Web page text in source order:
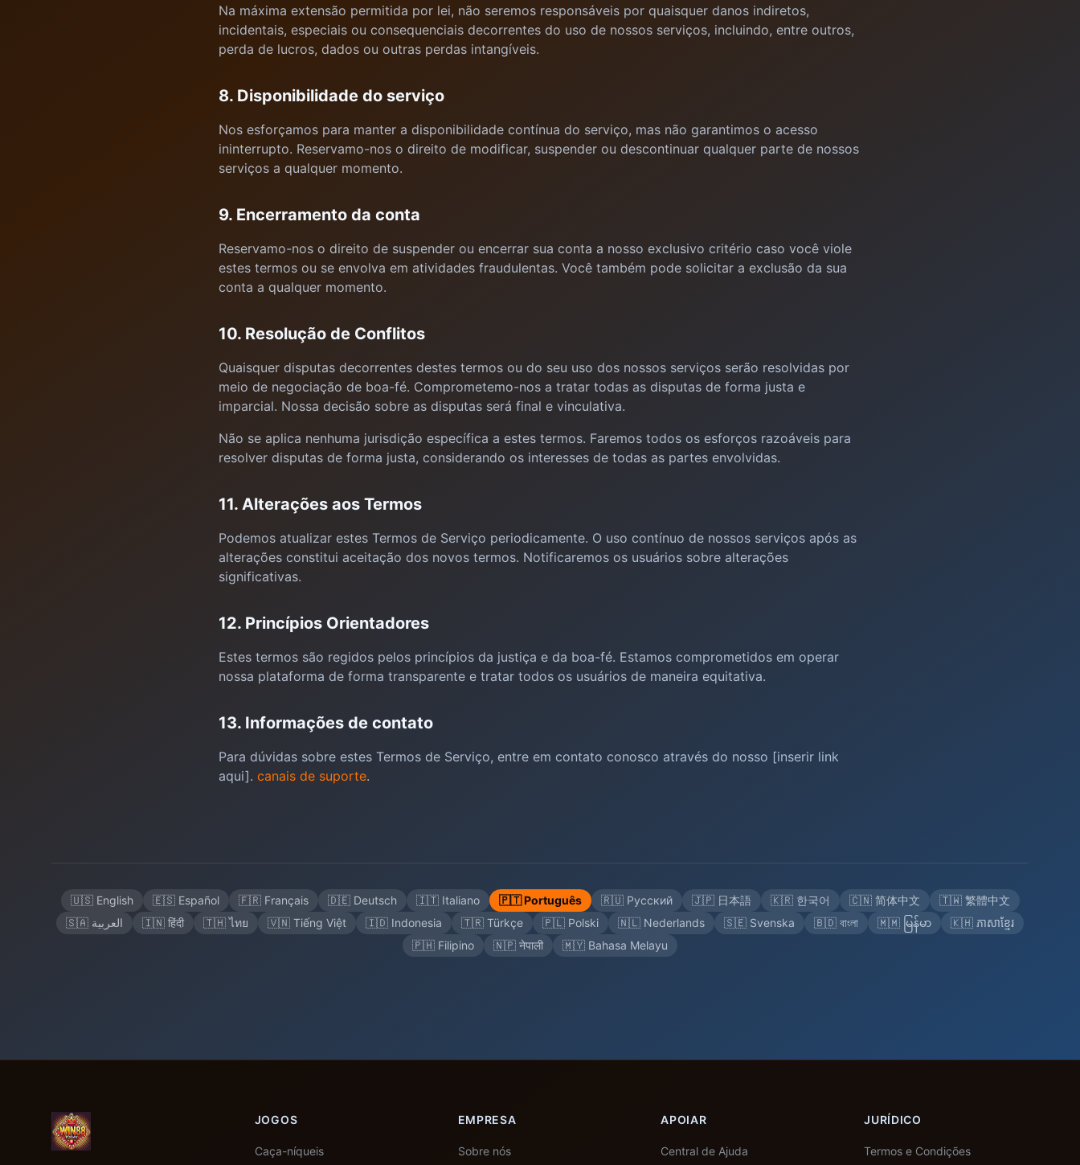
Na máxima extensão permitida por lei, não seremos responsáveis por quaisquer danos indiretos,
incidentais, especiais ou consequenciais decorrentes do uso de nossos serviços, incluindo, entre outros,
perda de lucros, dados ou outras perdas intangíveis.
8. Disponibilidade do serviço
Nos esforçamos para manter a disponibilidade contínua do serviço, mas não garantimos o acesso
ininterrupto. Reservamo-nos o direito de modificar, suspender ou descontinuar qualquer parte de nossos
serviços a qualquer momento.
9. Encerramento da conta
Reservamo-nos o direito de suspender ou encerrar sua conta a nosso exclusivo critério caso você viole
estes termos ou se envolva em atividades fraudulentas. Você também pode solicitar a exclusão da sua
conta a qualquer momento.
10. Resolução de Conflitos
Quaisquer disputas decorrentes destes termos ou do seu uso dos nossos serviços serão resolvidas por
meio de negociação de boa-fé. Comprometemo-nos a tratar todas as disputas de forma justa e
imparcial. Nossa decisão sobre as disputas será final e vinculativa.
Não se aplica nenhuma jurisdição específica a estes termos. Faremos todos os esforços razoáveis para
resolver disputas de forma justa, considerando os interesses de todas as partes envolvidas.
11. Alterações aos Termos
Podemos atualizar estes Termos de Serviço periodicamente. O uso contínuo de nossos serviços após as
alterações constitui aceitação dos novos termos. Notificaremos os usuários sobre alterações
significativas.
12. Princípios Orientadores
Estes termos são regidos pelos princípios da justiça e da boa-fé. Estamos comprometidos em operar
nossa plataforma de forma transparente e tratar todos os usuários de maneira equitativa.
13. Informações de contato
Para dúvidas sobre estes Termos de Serviço, entre em contato conosco através do nosso [inserir link
aqui]. canais de suporte.
🇺🇸 English 🇪🇸 Español 🇫🇷 Français 🇩🇪 Deutsch 🇮🇹 Italiano 🇵🇹 Português 🇷🇺 Русский 🇯🇵 日本語 🇰🇷 한국어 🇨🇳 简体中文
🇹🇼 繁體中文
🇸🇦 العربية
🇮🇳 हिंदी 🇹🇭 ไทย 🇻🇳 Tiếng Việt 🇮🇩 Indonesia 🇹🇷 Türkçe 🇵🇱 Polski 🇳🇱 Nederlands 🇸🇪 Svenska 🇧🇩 বাংলা 🇲🇲 မြန်မာ
🇰🇭 ភាសាខ្មែរ
🇵🇭 Filipino
🇳🇵 नेपाली 🇲🇾 Bahasa Melayu
JOGOS
Caça-níqueis
EMPRESA
Sobre nós
APOIAR
Central de Ajuda
JURÍDICO
Termos e Condições